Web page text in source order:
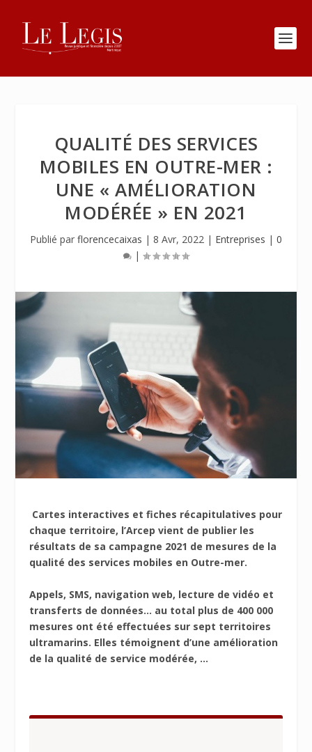
QUALITÉ DES SERVICES
MOBILES EN OUTRE-MER :
UNE « AMÉLIORATION
MODÉRÉE » EN 2021
Publié par florencecaixas | 8 Avr, 2022 | Entreprises | 0
|
Cartes interactives et fiches récapitulatives pour
chaque territoire, l’Arcep vient de publier les
résultats de sa campagne 2021 de mesures de la
qualité des services mobiles en Outre-mer.
Appels, SMS, navigation web, lecture de vidéo et
transferts de données… au total plus de 400 000
mesures ont été effectuées sur sept territoires
ultramarins. Elles témoignent d’une amélioration
de la qualité de service modérée, ...